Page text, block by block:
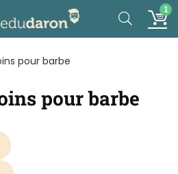
1
pour barbe
pour barbe